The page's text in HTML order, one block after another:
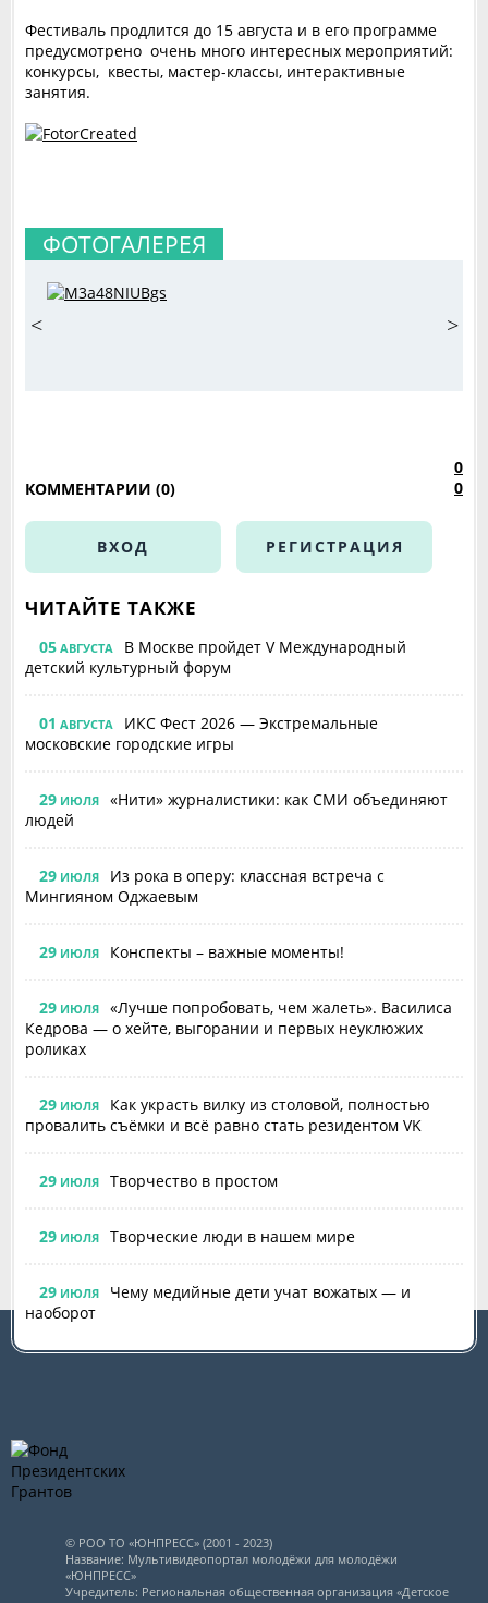
Фестиваль продлится до 15 августа и в его программе
предусмотрено очень много интересных мероприятий:
конкурсы, квесты, мастер-классы, интерактивные
занятия.
ФОТОГАЛЕРЕЯ
< >
0
0
КОММЕНТАРИИ (0)
ВХОД РЕГИСТРАЦИЯ
ЧИТАЙТЕ ТАКЖЕ
05 АВГУСТА
В Москве пройдет V Международный
детский культурный форум
01 АВГУСТА
ИКС Фест 2026 — Экстремальные
московские городские игры
29 ИЮЛЯ
«Нити» журналистики: как СМИ объединяют
людей
29 ИЮЛЯ
Из рока в оперу: классная встреча с
Мингияном Оджаевым
29 ИЮЛЯ Конспекты – важные моменты!
29 ИЮЛЯ
«Лучше попробовать, чем жалеть». Василиса
Кедрова — о хейте, выгорании и первых неуклюжих
роликах
29 ИЮЛЯ
Как украсть вилку из столовой, полностью
провалить съёмки и всё равно стать резидентом VK
29 ИЮЛЯ Творчество в простом
29 ИЮЛЯ Творческие люди в нашем мире
29 ИЮЛЯ
Чему медийные дети учат вожатых — и
наоборот
© РОО ТО «ЮНПРЕСС» (2001 - 2023)
Название: Мультивидеопортал молодёжи для молодёжи
«ЮНПРЕСС»
Учредитель: Региональная общественная организация «Детское